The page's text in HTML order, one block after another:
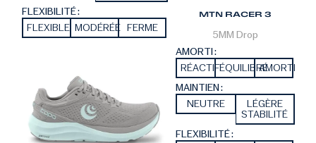
FLEXIBILITÉ :
FLEXIBLE MODÉRÉE FERME
MTN RACER 3
5MM Drop
AMORTI :
RÉACTIFÉQUILIBRÉAMORTI
MAINTIEN :
NEUTRE
LÉGÈRE
STABILITÉ
FLEXIBILITÉ :